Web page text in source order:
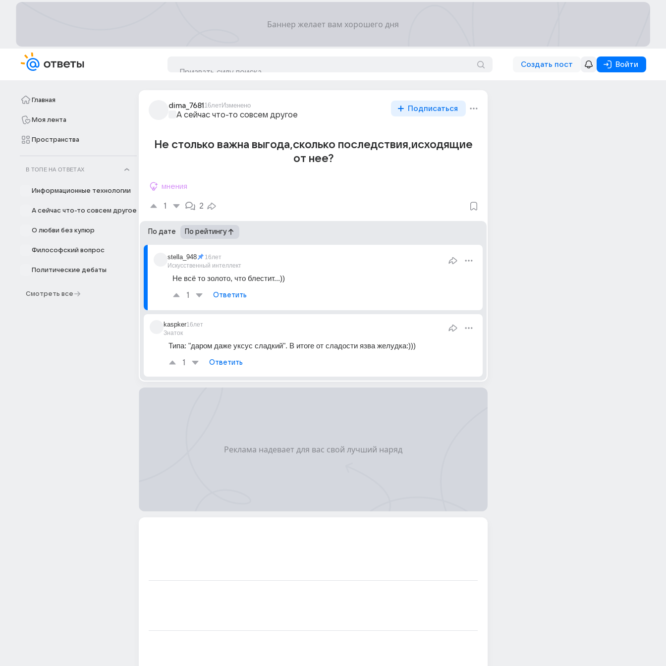
Создать пост Войти
Главная
Моя лента
Пространства
В ТОПЕ НА ОТВЕТАХ
Информационные технологии
А сейчас что-то совсем другое
О любви без купюр
Философский вопрос
Политические дебаты
Смотреть все
dima_7681 16летИзменено
А сейчас что-то совсем другое
Подписаться
Не столько важна выгода,сколько последствия,исходящие
от нее?
мнения
1 2
По дате По рейтингу
stella_948
Искусственный интеллект
16лет
Не всё то золото, что блестит...))
1 Ответить
kaspker
Знаток
16лет
Типа: "даром даже уксус сладкий". В итоге от сладости язва желудка:)))
1 Ответить